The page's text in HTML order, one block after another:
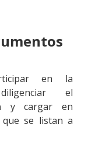
en la
el
y cargar en
se listan a